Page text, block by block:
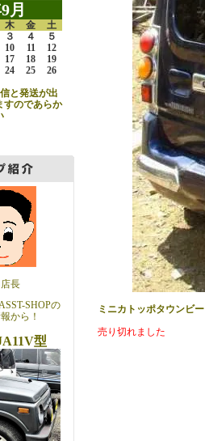
月
木 金
土
３ ４
５
10 11
12
17 18
19
24 25
26
と発送が出
すのであらか
長
SHOPの
から！
型
ミニカトッポタウンビー
売り切れました